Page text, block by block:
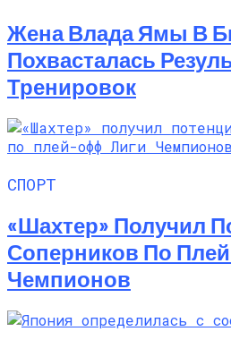
Жена Влада Ямы В
Похвасталась
Тренировок
СПОРТ
«Шахтер» Получил
Соперников По
Чемпионов